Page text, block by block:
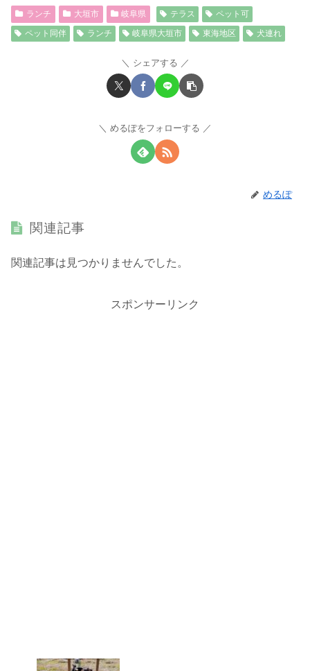
ランチ 大垣市 岐阜県 テラス
ペット可
ペット同伴
ランチ 岐阜県大垣市 東海地区 犬連れ
シェアする
めるぽをフォローする
めるぽ
関連記事
関連記事は見つかりませんでした。
スポンサーリンク